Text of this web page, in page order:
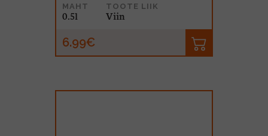
MAHT
0.5l
TOOTE LIIK
Viin
6.99€